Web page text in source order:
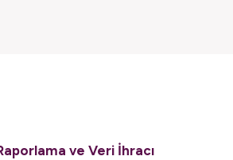
ve Veri İhracı